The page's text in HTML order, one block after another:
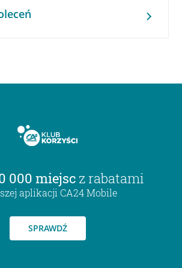
000 miejsc z rabatami
aplikacji CA24 Mobile
SPRAWDŹ